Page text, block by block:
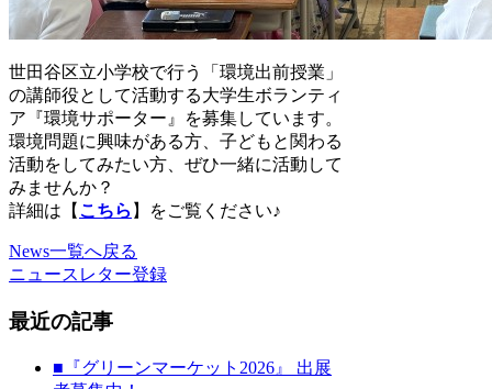
世田谷区立小学校で行う「環境出前授業」
の講師役として活動する大学生ボランティ
ア『環境サポーター』を募集しています。
環境問題に興味がある方、子どもと関わる
活動をしてみたい方、ぜひ一緒に活動して
みませんか？
詳細は【 こちら 】をご覧ください♪
News一覧へ戻る
ニュースレター登録
最近の記事
■『グリーンマーケット2026』 出展